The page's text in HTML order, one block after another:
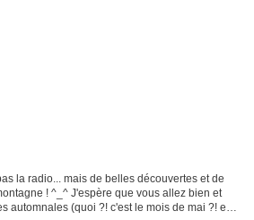
la radio... mais de belles découvertes et de
! ^_^ J'espère que vous allez bien et
automnales (quoi ?! c'est le mois de mai ?! eh